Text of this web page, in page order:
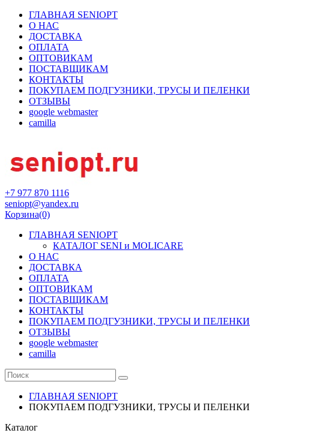
ГЛАВНАЯ SENIOPT
О НАС
ДОСТАВКА
ОПЛАТА
ОПТОВИКАМ
ПОСТАВЩИКАМ
КОНТАКТЫ
ПОКУПАЕМ ПОДГУЗНИКИ, ТРУСЫ И ПЕЛЕНКИ
ОТЗЫВЫ
google webmaster
camilla
+7 977 870 1116
seniopt@yandex.ru
Корзина(0)
ГЛАВНАЯ SENIOPT
КАТАЛОГ SENI и MOLICARE
О НАС
ДОСТАВКА
ОПЛАТА
ОПТОВИКАМ
ПОСТАВЩИКАМ
КОНТАКТЫ
ПОКУПАЕМ ПОДГУЗНИКИ, ТРУСЫ И ПЕЛЕНКИ
ОТЗЫВЫ
google webmaster
camilla
ГЛАВНАЯ SENIOPT
ПОКУПАЕМ ПОДГУЗНИКИ, ТРУСЫ И ПЕЛЕНКИ
Каталог